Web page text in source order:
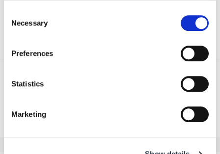
the Privacy trigger icon.
Collect information about your geographical location
Identify your device by actively scanning it for
Find out more about how your personal data is processed
and set your preferences in the
Selection
Necessary
Preferences
Statistics
Marketing